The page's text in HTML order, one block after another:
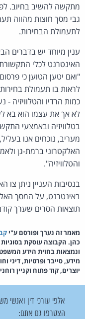
מתקשה להשיב בחיוב.
גבי מסך חוצות מהווה
לתעמולת הבחירות.
ענין מיוחד יש בדברים
האינטרנט לכלי
"ואם יטען הטוען כי
לראות בו תעמולת
כמות הרדיו והטלוויזיה -
לא אך את עצמו הוא בא
בטלוויזיה ובאמצעי
מעריב, נוכחים אנו
האלקטרוני ברמת-גן
והטלוויזיה".
בנסיבות העניין ניתן
באינטרנט, על המסך
תוצאות הסרים שערך
מאמר זה נערך ופורסם ע"י
כהן. הקבוצה עוסקת
ונמצאות בחזית הידע
מידע, סייבר ופרטיות, דיני
יוצרים, קוד פתוח וקניין
אלפי עורכי דין ואנשי
הצטרפו גם אתם: